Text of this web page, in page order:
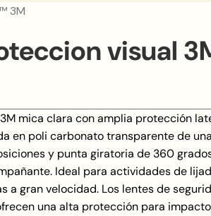
3M
visual
mica clara con amplia protección
en poli carbonato transparente de
y punta giratoria de 360
Ideal para actividades de
a gran velocidad. Los lentes de
una alta protección para